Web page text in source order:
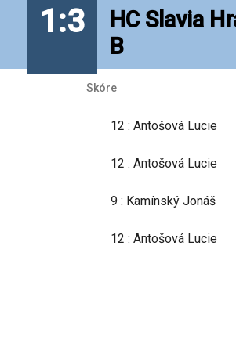
1:3
HC Slavia
B
Skóre
12 : Antošová Lucie
12 : Antošová Lucie
9 : Kamínský Jonáš
12 : Antošová Lucie